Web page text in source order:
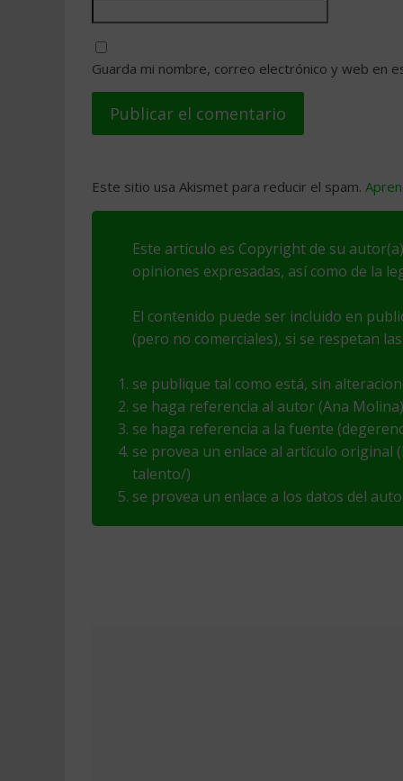
Guarda mi nombre, correo electrónico y web en
Este sitio usa Akismet para reducir el spam.
Este artículo es Copyright de su
opiniones expresadas, así como de la
El contenido puede ser incluido en
(pero no comerciales), si se respetan
se publique tal como está, sin
se haga referencia al autor (Ana Molina)
se haga referencia a la fuente
se provea un enlace al artículo
talento/)
se provea un enlace a los datos del